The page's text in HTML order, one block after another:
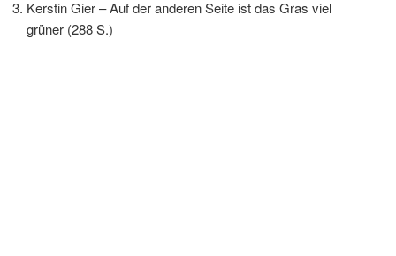
Kerstin Gier – Auf der anderen Seite ist das Gras viel
grüner (288 S.)